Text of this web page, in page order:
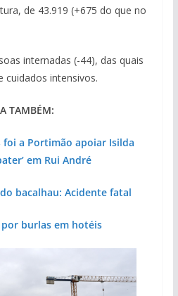
de 43.919 (+675 do que no
internadas (-44), das quais
cuidados intensivos.
TAMBÉM:
foi a Portimão apoiar Isilda
em Rui André
bacalhau: Acidente fatal
burlas em hotéis